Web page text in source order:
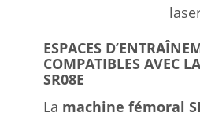
ESPACES
COMPATIBLES AVEC
SR08E
La machine fémoral